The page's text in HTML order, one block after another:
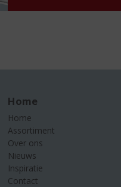
Home
Home
Assortiment
Over ons
Nieuws
Inspiratie
Contact